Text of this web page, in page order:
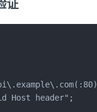
证
Host header";